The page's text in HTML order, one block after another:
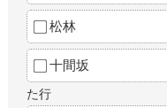
松林
十間坂
た行